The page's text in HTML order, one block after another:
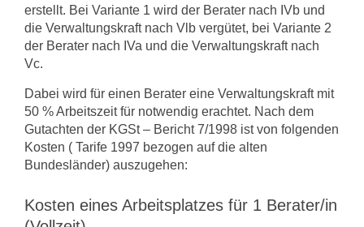
er­stellt. Bei Variante 1 wird der Berater nach IVb und
die Verwaltungskraft nach Vlb vergütet, bei Variante 2
der Berater nach IVa und die Verwaltungskraft nach
Vc.
Dabei wird für einen Berater eine Verwaltungskraft mit
50 % Arbeitszeit für not­wendig erachtet. Nach dem
Gutachten der KGSt – Bericht 7/1998 ist von folgenden
Kosten ( Tarife 1997 bezogen auf die alten
Bundesländer) auszugehen:
Kosten eines Arbeitsplatzes für 1 Berater/in